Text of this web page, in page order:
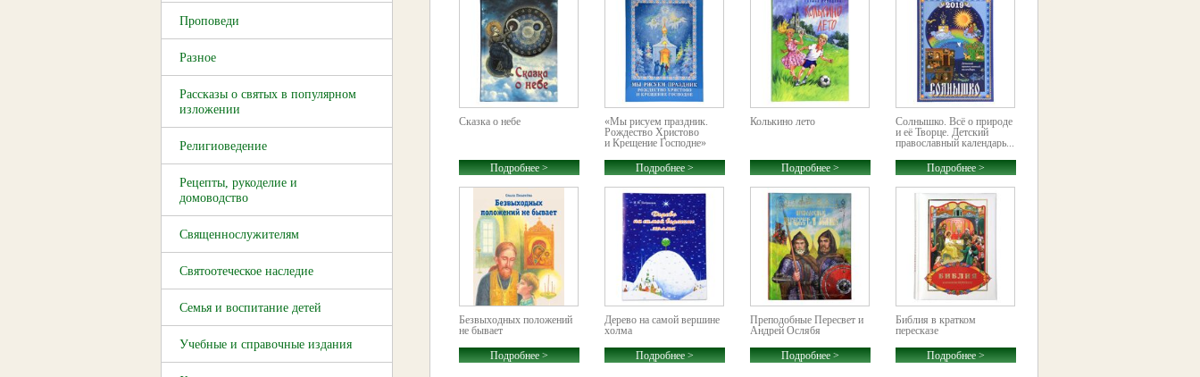
Проповеди
Разное
Рассказы о святых в популярном
изложении
Религиоведение
Рецепты, рукоделие и
домоводство
Священнослужителям
Святоотеческое наследие
Семья и воспитание детей
Учебные и справочные издания
Сказка о небе
Подробнее >
«Мы рисуем праздник.
Рождество Христово
и Крещение Господне»
Подробнее >
Колькино лето
Подробнее >
Солнышко. Всё о природе
и её Творце. Детский
православный календарь...
Подробнее >
Безвыходных положений
не бывает
Подробнее >
Дерево на самой вершине
холма
Подробнее >
Преподобные Пересвет и
Андрей Ослябя
Подробнее >
Библия в кратком
пересказе
Подробнее >